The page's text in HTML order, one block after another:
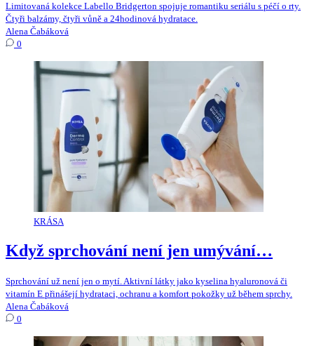
Limitovaná kolekce Labello Bridgerton spojuje romantiku seriálu s péčí o rty.
Čtyři balzámy, čtyři vůně a 24hodinová hydratace.
Alena Čabáková
0
KRÁSA
Když sprchování není jen umývání…
Sprchování už není jen o mytí. Aktivní látky jako kyselina hyaluronová či
vitamín E přinášejí hydrataci, ochranu a komfort pokožky už během sprchy.
Alena Čabáková
0